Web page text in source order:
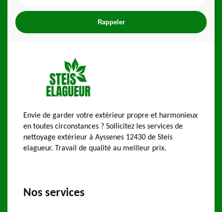
Envie de garder votre extérieur propre et harmonieux
en toutes circonstances ? Sollicitez les services de
nettoyage extérieur à Ayssenes 12430 de Steis
elagueur. Travail de qualité au meilleur prix.
Nos services